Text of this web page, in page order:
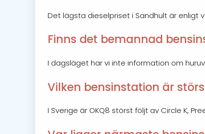
Det lägsta dieselpriset i Sandhult är enligt
Finns det bemannad
I dagsläget har vi inte information om
Vilken bensinstation är
I Sverige är OKQ8 störst följt av Circle K,